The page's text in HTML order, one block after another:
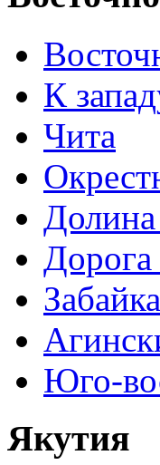
К
Чита
Юго-
Якутия